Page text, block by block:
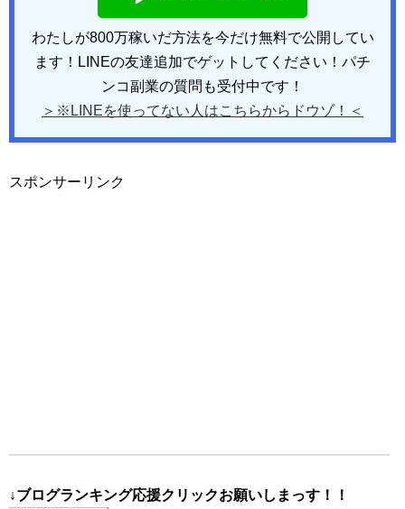
わたしが800万稼いだ方法を今だけ無料で公開してい
ます！LINEの友達追加でゲットしてください！パチ
ンコ副業の質問も受付中です！
＞※LINEを使ってない人はこちらからドウゾ！＜
スポンサーリンク
↓ブログランキング応援クリックお願いしまっす！！